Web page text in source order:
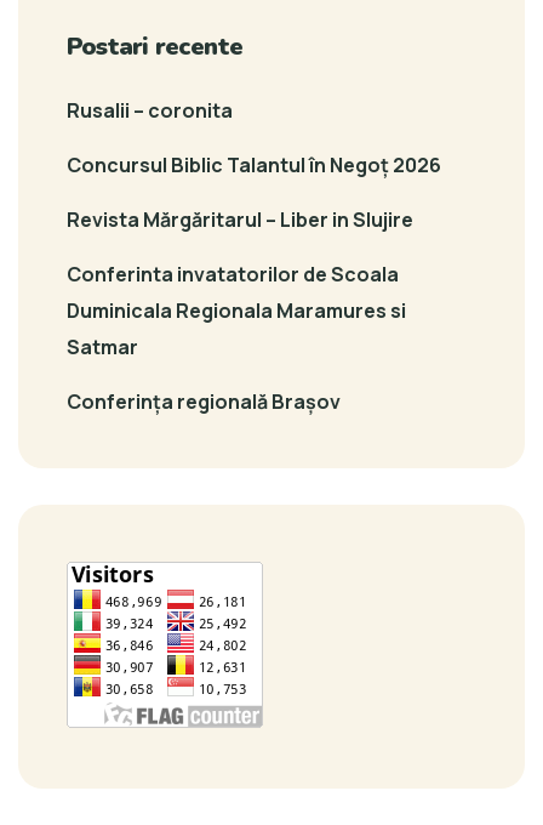
Postari recente
Rusalii – coronita
Concursul Biblic Talantul în Negoț 2026
Revista Mărgăritarul – Liber in Slujire
Conferinta invatatorilor de Scoala
Duminicala Regionala Maramures si
Satmar
Conferința regională Brașov